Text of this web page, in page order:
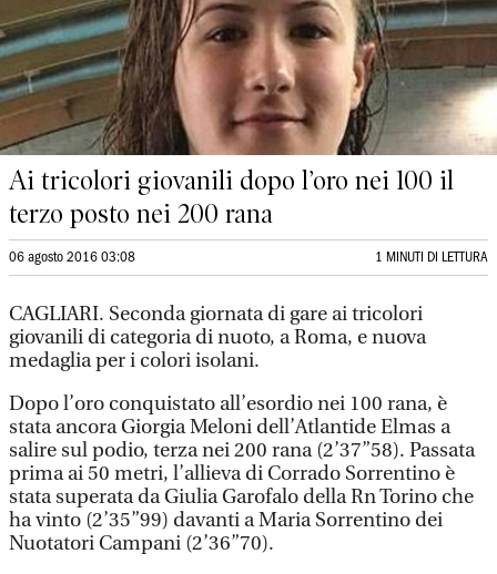
Ai tricolori giovanili dopo l’oro nei 100 il
terzo posto nei 200 rana
06 agosto 2016 03:08 1 MINUTI DI LETTURA
CAGLIARI. Seconda giornata di gare ai tricolori
giovanili di categoria di nuoto, a Roma, e nuova
medaglia per i colori isolani.
Dopo l’oro conquistato all’esordio nei 100 rana, è
stata ancora Giorgia Meloni dell’Atlantide Elmas a
salire sul podio, terza nei 200 rana (2’37”58). Passata
prima ai 50 metri, l’allieva di Corrado Sorrentino è
stata superata da Giulia Garofalo della Rn Torino che
ha vinto (2’35”99) davanti a Maria Sorrentino dei
Nuotatori Campani (2’36”70).